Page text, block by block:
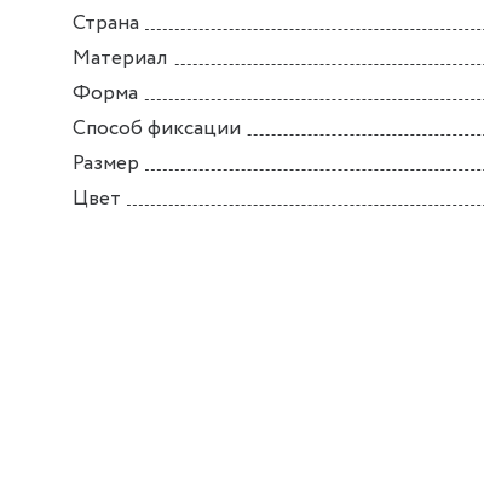
Страна
Материал
Форма
Способ фиксации
Размер
Цвет